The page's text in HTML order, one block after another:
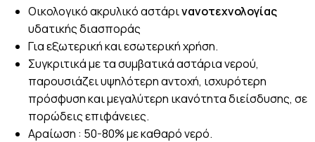
Οικολογικό ακρυλικό αστάρινανοτεχνολογίας
υδατικής διασποράς
Για εξωτερική και εσωτερική χρήση.
Συγκριτικά με τα συμβατικά αστάρια νερού,
παρουσιάζει υψηλότερη αντοχή, ισχυρότερη
πρόσφυση και μεγαλύτερη ικανότητα διείσδυσης, σε
πορώδεις επιφάνειες.
Αραίωση : 50-80% με καθαρό νερό.